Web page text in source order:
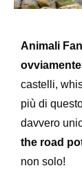
Animali
castelli,
più di
davvero
the road
non solo!